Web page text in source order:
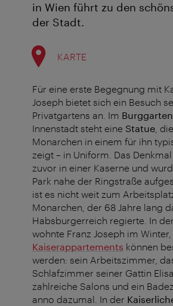
in Wien führt zu den
der Stadt.
KARTE
Für eine erste Begegnung mit
Joseph bietet sich ein Besuch
Privatgartens an. Im Burggarten
Innenstadt steht eine Statue ,
Monarchen in einem für ihn
zeigt – in Uniform. Das
zuvor in einer Kaserne und
Park nahe der Ringstraße
ist es nicht weit zum
Monarchen, der 68 Jahre lang
Habsburgerreich regierte. In der
wohnte Franz Joseph im
Kaiserappartements können
werden: sein Arbeitszimmer,
Schlafzimmer seiner Gattin
zahlreiche Salons und ein
anno dazumal. In der